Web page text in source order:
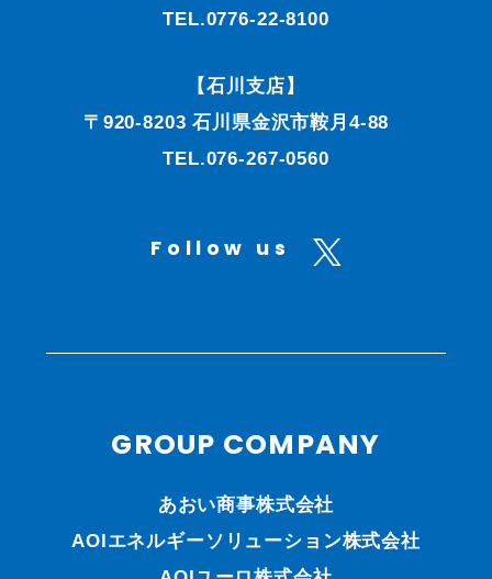
TEL.0776-22-8100
【石川支店】
〒920-8203 石川県金沢市鞍月4-88
TEL.076-267-0560
Follow us
GROUP COMPANY
あおい商事株式会社
AOIエネルギーソリューション株式会社